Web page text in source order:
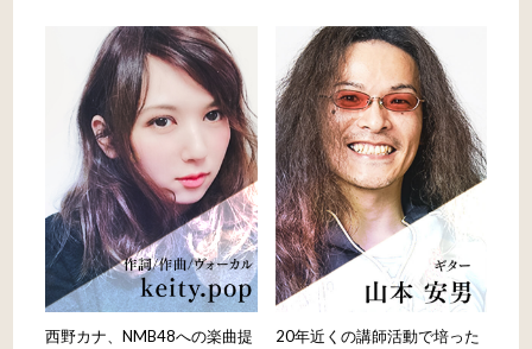
西野カナ、NMB48への楽曲提
20年近くの講師活動で培った